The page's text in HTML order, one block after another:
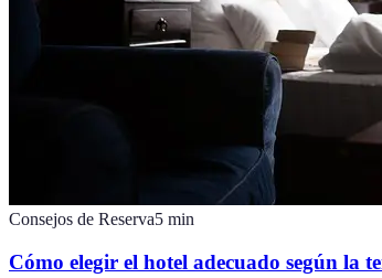
Consejos de Reserva5 min
Cómo elegir el hotel adecuado según la